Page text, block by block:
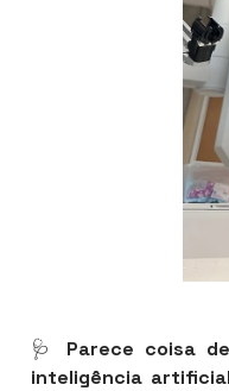
🩺
Parece coisa
inteligência